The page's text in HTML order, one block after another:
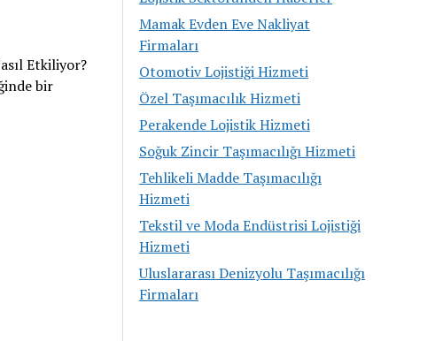
Etkiliyor?
bir
Mamak Evden Eve Nakliyat
Firmaları
Otomotiv Lojistiği Hizmeti
Özel Taşımacılık Hizmeti
Perakende Lojistik Hizmeti
Soğuk Zincir Taşımacılığı Hizmeti
Tehlikeli Madde Taşımacılığı
Hizmeti
Tekstil ve Moda Endüstrisi Lojistiği
Hizmeti
Uluslararası Denizyolu Taşımacılığı
Firmaları